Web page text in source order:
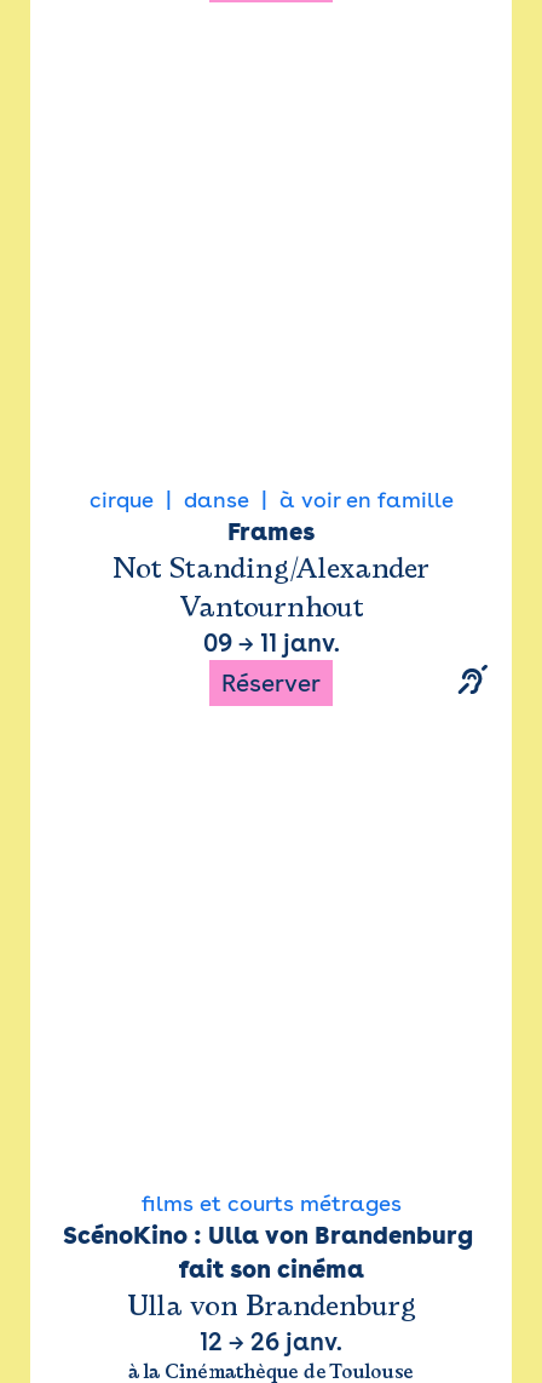
cirque danse à voir en famille
Frames
Not Standing/Alexander
Vantournhout
09→ 11 janv.
Réserver
films et courts métrages
ScénoKino : Ulla von Brandenburg
fait son cinéma
Ulla von Brandenburg
12 → 26 janv.
à la Cinémathèque de Toulouse